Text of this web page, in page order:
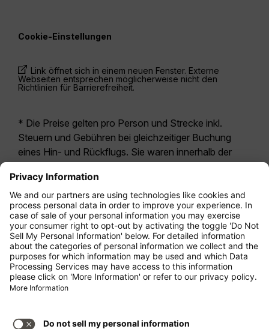
Cookie-Einstellungen
Link öffnet sich in einem neuen Fenster. Externe
Webseiten entsprechen möglicherweise nicht den
Richtlinien für Barrierefreiheit.
* Die Preise gelten pro Person und Strecke inkl.
Steuern und Gebühren bei gleichzeitiger Buchung
eines Hin- und Rückflugs. Sie waren innerhalb der
letzten 24 Stunden verfügbar und sind
möglicherweise nicht mehr aktuell. Bei den für die
Economy Class angegebenen Tarifen handelt es
sich i.d.R. um Economy Zero, unsere restriktivste
Tarifoption. Es können hierfür zusätzliche Gebühren
fürAufgabegepäckoder für andere optionale
Leistungen anfallen. Es gelten dieAllgemeinen
Geschäftsbedingungen .